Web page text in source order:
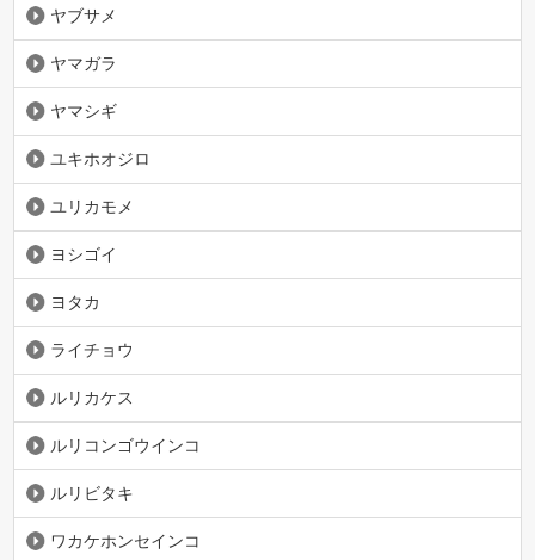
ヤブサメ
ヤマガラ
ヤマシギ
ユキホオジロ
ユリカモメ
ヨシゴイ
ヨタカ
ライチョウ
ルリカケス
ルリコンゴウインコ
ルリビタキ
ワカケホンセインコ